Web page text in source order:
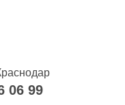
06 99